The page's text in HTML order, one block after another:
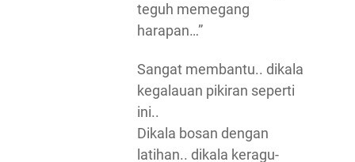
teguh memegang
harapan…”
Sangat membantu.. dikala
kegalauan pikiran seperti
ini..
Dikala bosan dengan
latihan.. dikala keragu-